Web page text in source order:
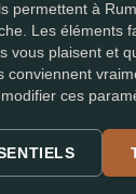
européenne
de
cookies
permettent à
Les éléments
vous plaisent et
conviennent
ces